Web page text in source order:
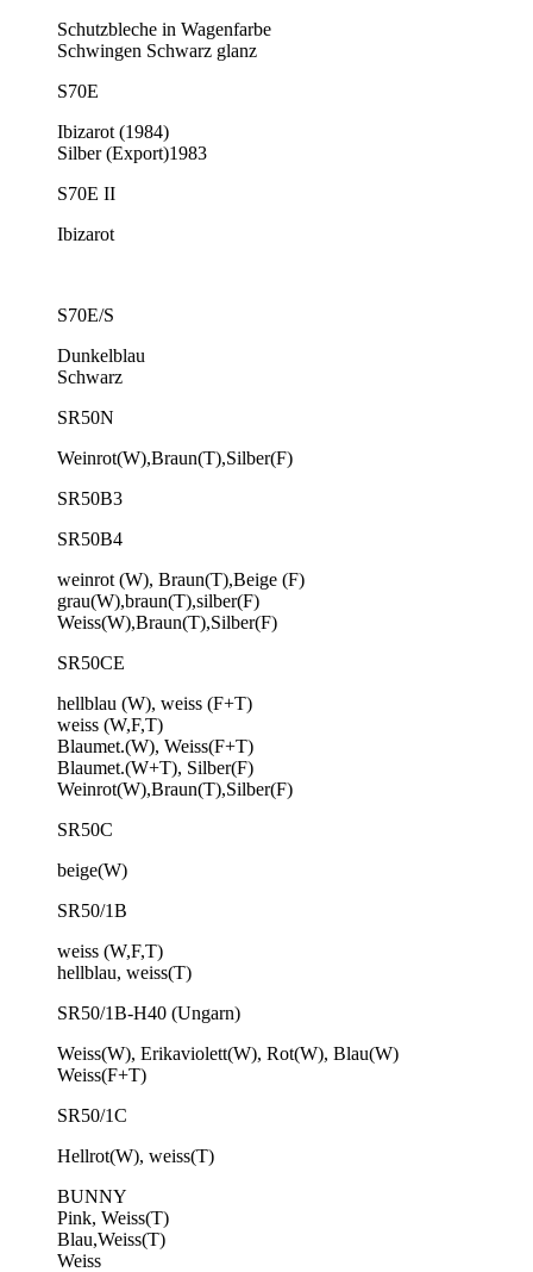
Schutzbleche in Wagenfarbe
Schwingen Schwarz glanz
S70E
Ibizarot (1984)
Silber (Export)1983
S70E II
Ibizarot
S70E/S
Dunkelblau
Schwarz
SR50N
Weinrot(W),Braun(T),Silber(F)
SR50B3
SR50B4
weinrot (W), Braun(T),Beige (F)
grau(W),braun(T),silber(F)
Weiss(W),Braun(T),Silber(F)
SR50CE
hellblau (W), weiss (F+T)
weiss (W,F,T)
Blaumet.(W), Weiss(F+T)
Blaumet.(W+T), Silber(F)
Weinrot(W),Braun(T),Silber(F)
SR50C
beige(W)
SR50/1B
weiss (W,F,T)
hellblau, weiss(T)
SR50/1B-H40 (Ungarn)
Weiss(W), Erikaviolett(W), Rot(W), Blau(W)
Weiss(F+T)
SR50/1C
Hellrot(W), weiss(T)
BUNNY
Pink, Weiss(T)
Blau,Weiss(T)
Weiss